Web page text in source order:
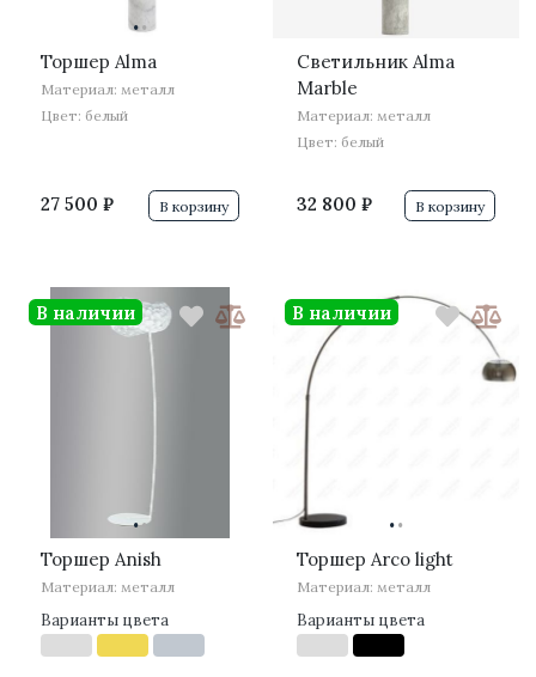
··
Торшер Alma
Материал: металл
Цвет: белый
27 500 ₽ В корзину
Светильник Alma
Marble
Материал: металл
Цвет: белый
32 800 ₽ В корзину
··
Торшер Anish
Материал: металл
Варианты цвета
В наличии
··
Торшер Arco light
Материал: металл
Варианты цвета
В наличии